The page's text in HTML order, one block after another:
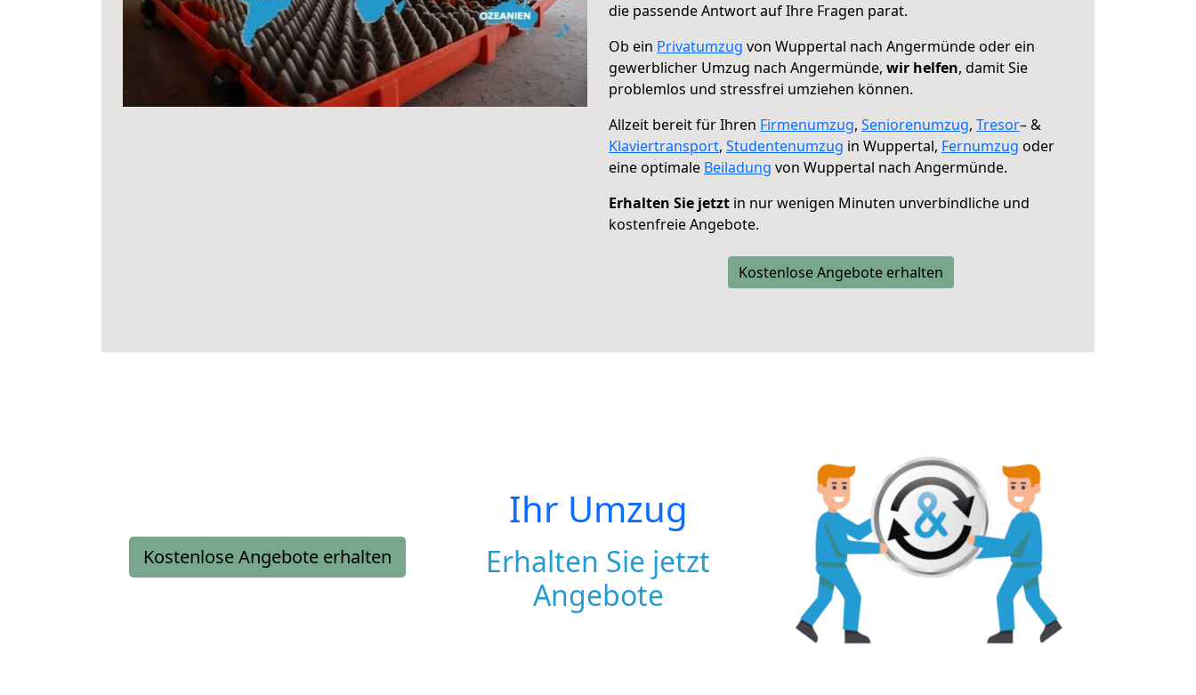
die passende Antwort auf Ihre Fragen parat.
Ob ein Privatumzug von Wuppertal nach Angermünde oder ein
gewerblicher Umzug nach Angermünde, wir helfen, damit Sie
problemlos und stressfrei umziehen können.
Allzeit bereit für Ihren Firmenumzug, Seniorenumzug, Tresor– &
Klaviertransport, Studentenumzug in Wuppertal, Fernumzug oder
eine optimale Beiladung von Wuppertal nach Angermünde.
Erhalten Sie jetzt in nur wenigen Minuten unverbindliche und
kostenfreie Angebote.
Kostenlose Angebote erhalten
Kostenlose Angebote erhalten
Ihr Umzug
Erhalten Sie jetzt
Angebote